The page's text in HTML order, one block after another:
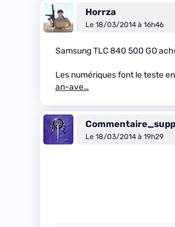
Horrza
Le 18/03/2014 à 16h46
Samsung TLC 840 500 GO
Les numériques font le teste
an-ave…
Le 18/03/2014 à 19h29